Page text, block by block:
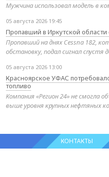
Мужчина использовал модель в
05 августа 2026 19:45
Пропавший в Иркутской
Пропавший на днях Cessna 182,
обстановку, подал сигнал спустя
05 августа 2026 13:00
Красноярское УФАС
топливо
Компания «Регион 24» не смогла
выше уровня крупных нефтяных
КОНТАКТЫ